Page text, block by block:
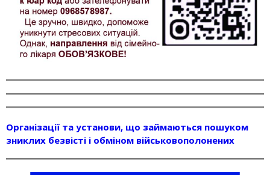
Організації та установи, що займаються пошуком
зниклих безвісті і обміном військовополонених